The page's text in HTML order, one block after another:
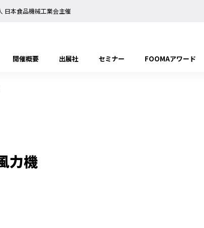
日本食品機械工業会主催
開催概要 出展社 セミナー FOOMAアワード
力機